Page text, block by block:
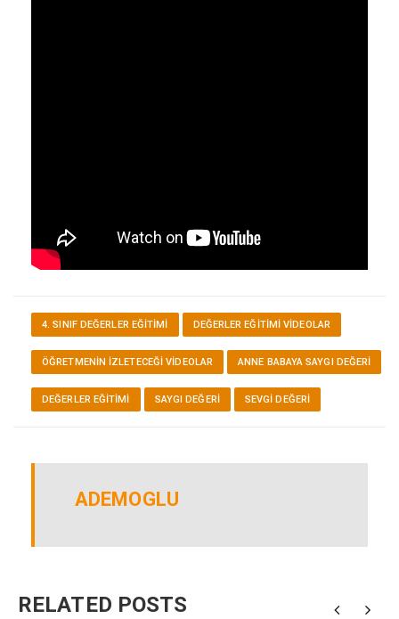
4. SINIF DEĞERLER EĞITIMI DEĞERLER EĞITIMI VİDEOLAR
ÖĞRETMENIN İZLETECEĞI VIDEOLAR ANNE BABAYA SAYGI DEĞERI
DEĞERLER EĞITIMI SAYGI DEĞERI SEVGI DEĞERI
ADEMOGLU
RELATED POSTS